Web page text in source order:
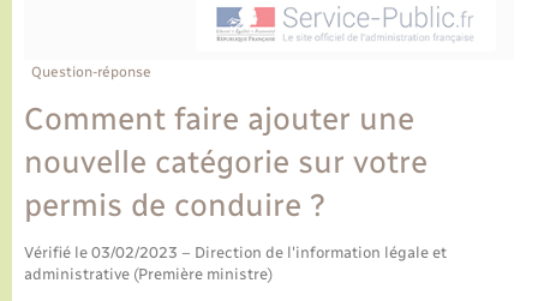
Bulletins d'informations communales
Le personnel municipal
Comment venir à Lyons-la-Forêt
Plan interactif
Enfants – Jeunes
Social
Aide à domicile
Etat-civil - Papiers - Citoyenneté
Recensement
Logement - Urbanisme
Loisirs
Marchés de Lyons-la-Forêt
Travaux - Autorisation d’occupation de l’espace
Question-réponse
Comment faire ajouter une
nouvelle catégorie sur votre
permis de conduire ?
Vérifié le 03/02/2023 – Direction de l'information légale et
administrative (Première ministre)